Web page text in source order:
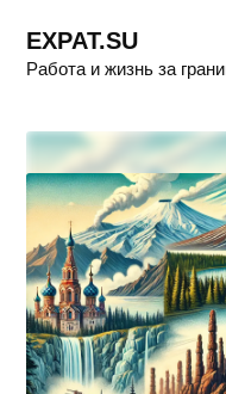
content
EXPAT.SU
Работа и жизнь за